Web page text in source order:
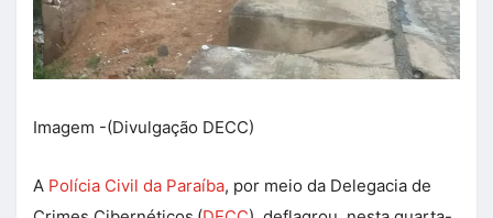
Imagem -(Divulgação DECC)
A Polícia Civil da Paraíba, por meio da Delegacia de